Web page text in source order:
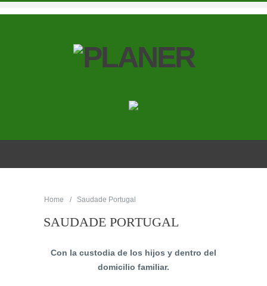
Home Saudade Portugal
SAUDADE PORTUGAL
Con la custodia de los hijos y dentro del
domicilio familiar.